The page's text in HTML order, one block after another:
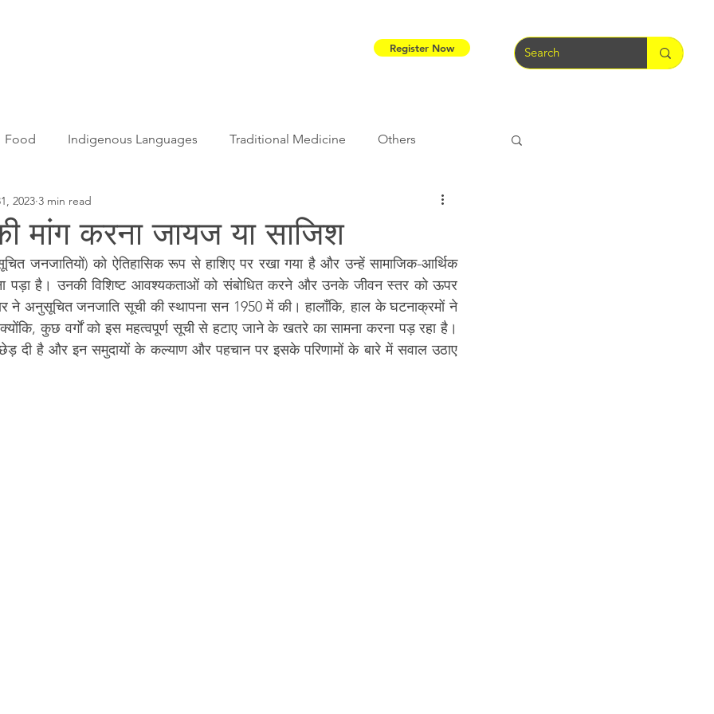
Register Now
Food Indigenous Languages Traditional Medicine Others
women Tribal Warriors
Folklore Tribal History Festivals Landscape Tribal Rights
Adivasi Heroes
मांग करना जायज या साजिश
2023 3 min read
जनजातियों) को ऐतिहासिक रूप से हाशिए पर रखा गया है और उन्हें सामाजिक-आर्थिक
पड़ा है। उनकी विशिष्ट आवश्यकताओं को संबोधित करने और उनके जीवन स्तर को ऊपर
ने अनुसूचित जनजाति सूची की स्थापना सन 1950 में की। हालाँकि, हाल के घटनाक्रमों ने
कुछ वर्गों को इस महत्वपूर्ण सूची से हटाए जाने के खतरे का सामना करना पड़ रहा है।
दी है और इन समुदायों के कल्याण और पहचान पर इसके परिणामों के बारे में सवाल उठाए